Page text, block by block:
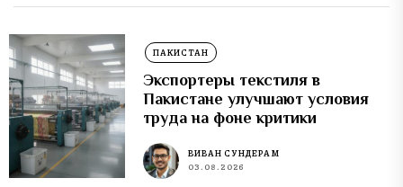
ПАКИСТАН
Экспортеры текстиля в
Пакистане улучшают условия
труда на фоне критики
ВИВАН СУНДЕРАМ
03.08.2026